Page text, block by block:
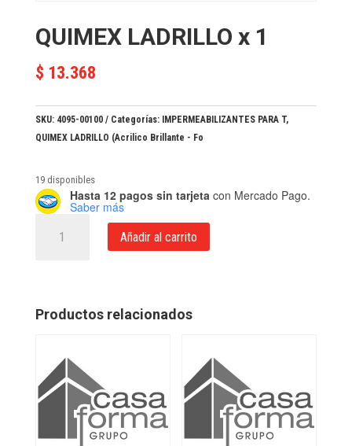
QUIMEX LADRILLO x 1
$ 13.368
SKU: 4095-00100 Categorías: IMPERMEABILIZANTES PARA T,
QUIMEX LADRILLO (Acrilico Brillante - Fo
19 disponibles
Hasta 12 pagos sin tarjeta con Mercado Pago.
Saber más
LADRILLO
Añadir al carrito
Productos relacionados